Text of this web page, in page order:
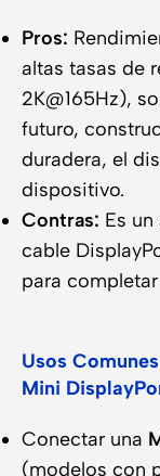
Pros:
altas tasas de
2K@165Hz),
futuro,
duradera, el
dispositivo.
Contras: Es
cable
para
Usos
Mini
Conectar una
(modelos con